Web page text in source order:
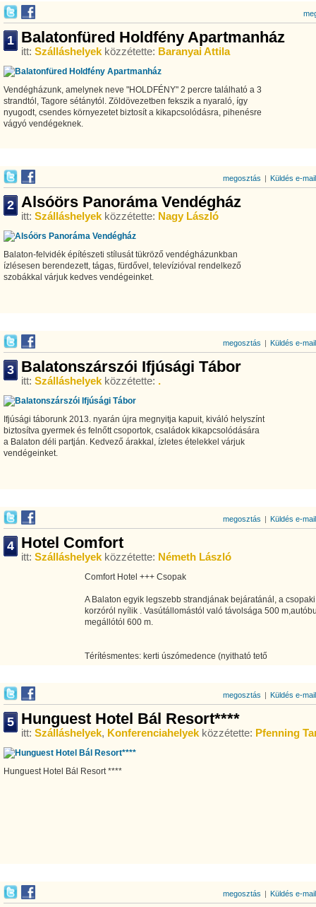
1 Balatonfüred Holdfény Apartmanház
itt: Szálláshelyek közzétette: Baranyai Attila
Vendégházunk, amelynek neve "HOLDFÉNY" 2 percre található a 3
strandtól, Tagore sétánytól. Zöldövezetben fekszik a nyaraló, így
nyugodt, csendes környezetet biztosít a kikapcsolódásra, pihenésre
vágyó vendégeknek.
megosztás | Küldés e-
2 Alsóörs Panoráma Vendégház
itt: Szálláshelyek közzétette: Nagy László
Balaton-felvidék építészeti stílusát tükröző vendégházunkban
ízlésesen berendezett, tágas, fürdővel, televízióval rendelkező
szobákkal várjuk kedves vendégeinket.
megosztás | Küldés e-
3 Balatonszárszói Ifjúsági Tábor
itt: Szálláshelyek közzétette: .
Ifjúsági táborunk 2013. nyarán újra megnyitja kapuit, kiváló helyszínt
biztosítva gyermek és felnőtt csoportok, családok kikapcsolódására
a Balaton déli partján. Kedvező árakkal, ízletes ételekkel várjuk
vendégeinket.
megosztás | Küldés e-
4 Hotel Comfort
itt: Szálláshelyek közzétette: Németh László
Comfort Hotel +++ Csopak
A Balaton egyik legszebb strandjának bejáratánál, a csopaki
korzóról nyílik . Vasútállomástól való távolsága 500
megállótól 600 m.
Térítésmentes: kerti úszómedence (nyitható tető
megosztás | Küldés e-
5 Hunguest Hotel Bál Resort****
itt: Szálláshelyek, Konferenciahelyek közzétette: Pfenning
Hunguest Hotel Bál Resort ****
megosztás | Küldés e-